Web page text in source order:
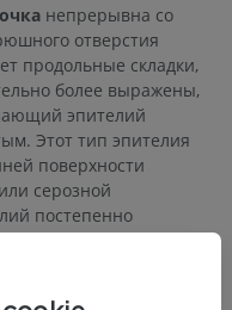
непрерывна со
отверстия
продольные складки,
более выражены,
эпителий
Этот тип эпителия
поверхности
серозной
постепенно
происходит в